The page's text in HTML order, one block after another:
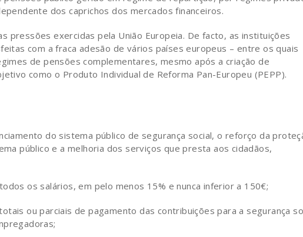
dos caprichos dos mercados financeiros.
pressões exercidas pela União Europeia. De facto, as instituições
com a fraca adesão de vários países europeus – entre os quais
de pensões complementares, mesmo após a criação de
como o Produto Individual de Reforma Pan-Europeu (PEPP).
do sistema público de segurança social, o reforço da
público e a melhoria dos serviços que presta aos cidadãos,
os salários, em pelo menos 15% e nunca inferior a 150€;
ou parciais de pagamento das contribuições para a segurança